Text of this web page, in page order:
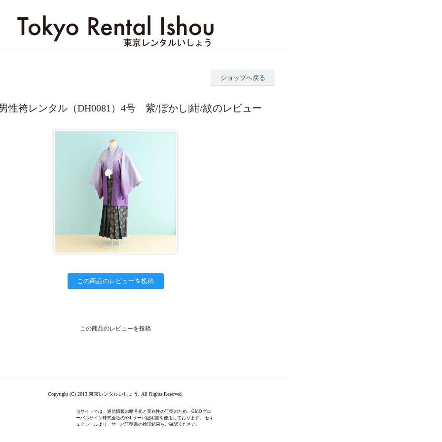
ショップへ戻る
性袴レンタル（DH0081）4号 紫/ぼかし|紺/紋のレビュー
この商品のレビューを投稿
この商品のレビューを投稿
Copyright (C) 2013 東京レンタルいしょう. All Rights Reserved.
当サイトでは、通信情報の暗号化と実在性の証明のため、GMOグロ
ーバルサイン株式会社のSSLサーバ証明書を使用しております。 セキ
ュアシールより、サーバ証明書の検証結果をご確認ください。